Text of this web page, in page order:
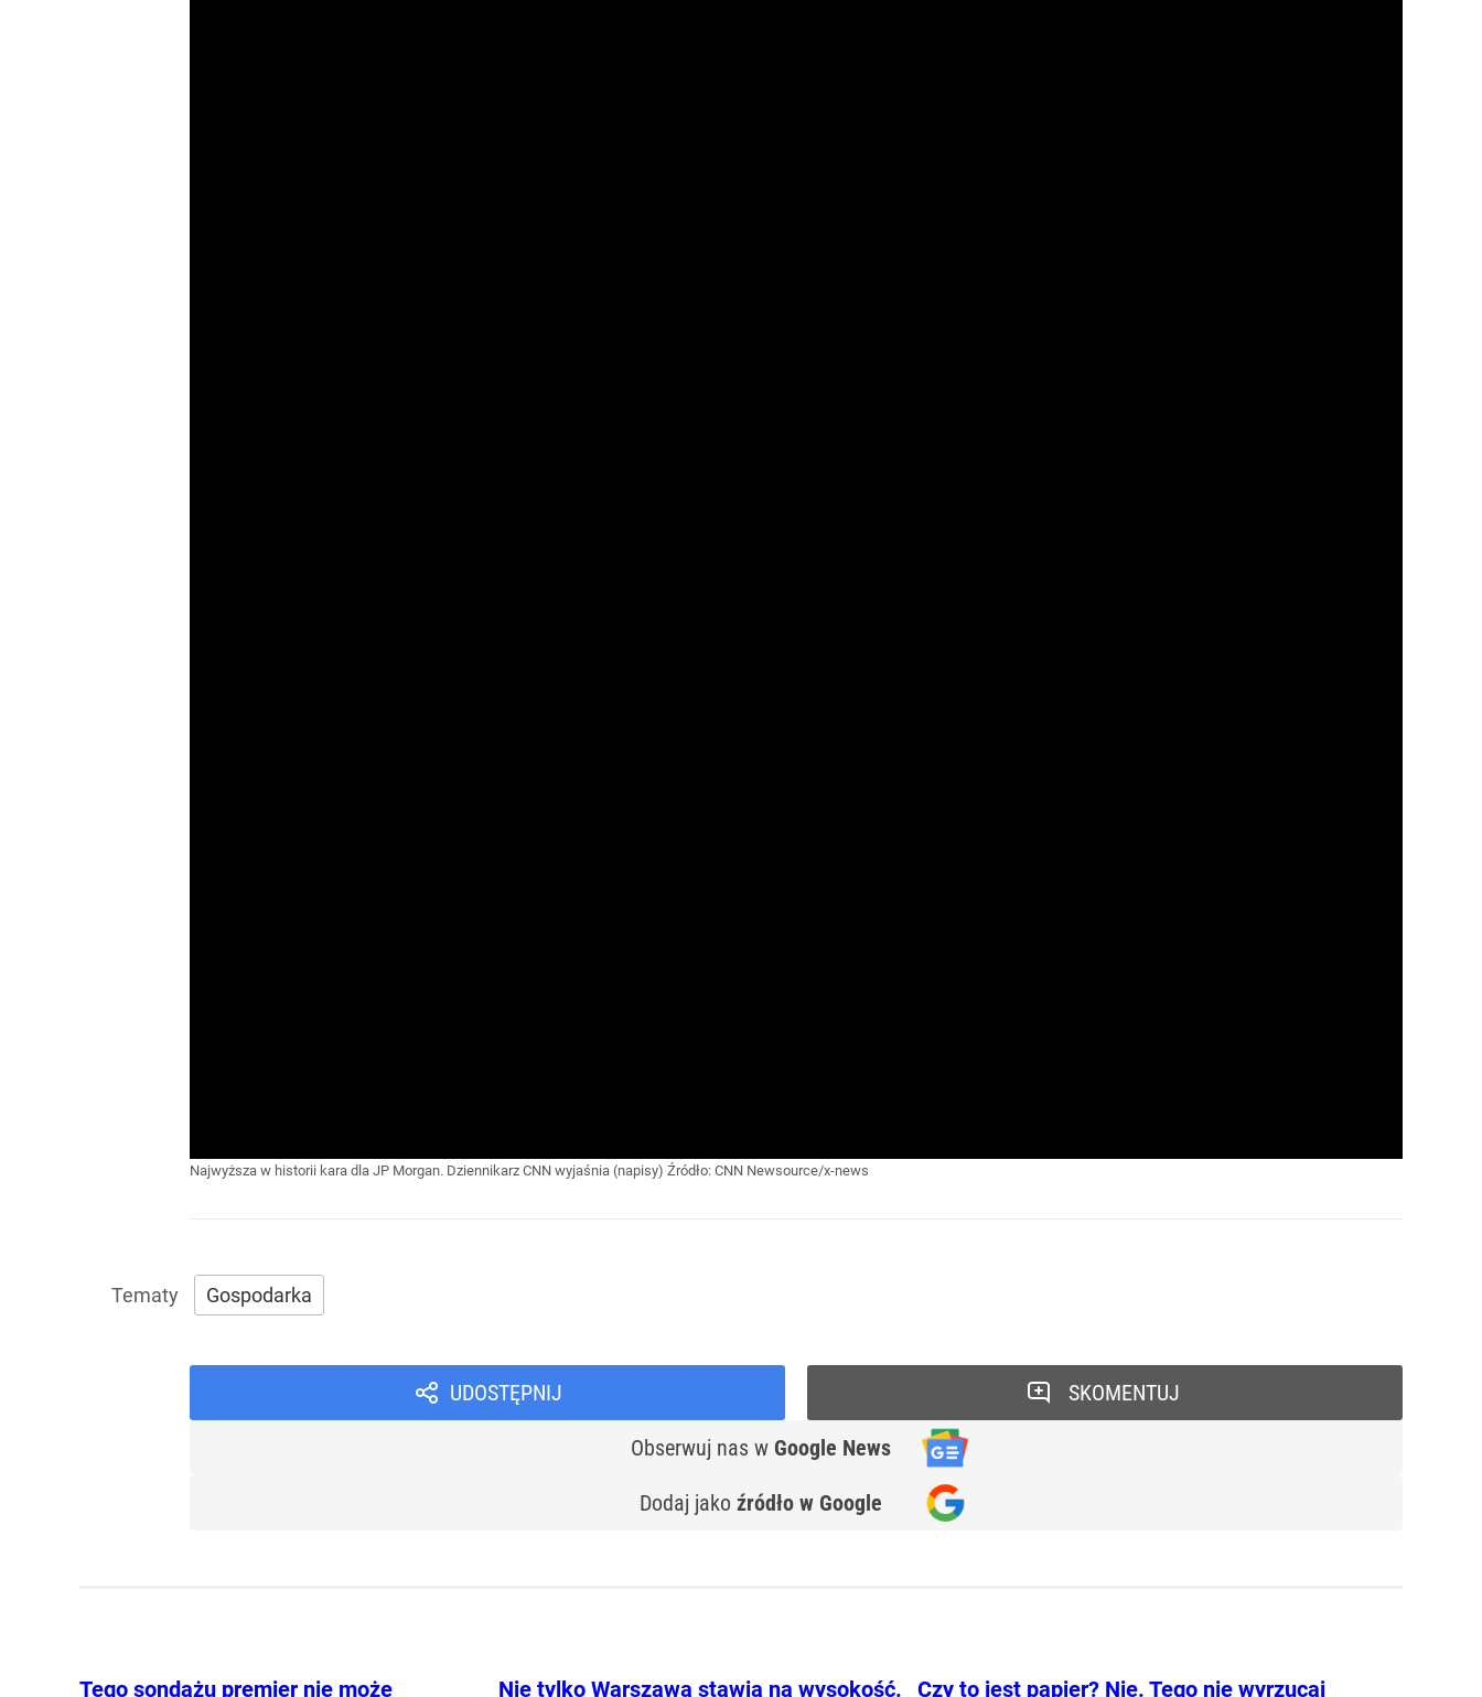
Najwyższa w historii kara dla JP Morgan. Dziennikarz CNN wyjaśnia (napisy) Źródło: CNN Newsource/x-news
Gospodarka
UDOSTĘPNIJ
Obserwuj nas w Google News
Dodaj jako źródło w Google
SKOMENTUJ
Tego sondażu premier nie może
Nie tylko Warszawa stawia na wysokość.
Czy to jest papier? Nie. Tego nie wyrzucaj